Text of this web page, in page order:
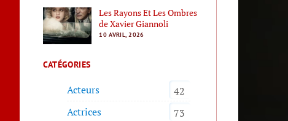
Les Rayons Et Les Ombres
de Xavier Giannoli
10 AVRIL, 2026
CATÉGORIES
Acteurs
42
Actrices
73